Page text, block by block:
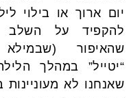
יום ארוך או בילוי
להקפיד על
שהאיפור
“יטייל” במהלך
שאנחנו לא